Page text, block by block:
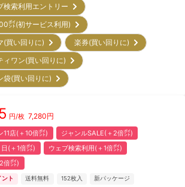
検索利用エントリー
㌽(初サービス利用)
(買い回りに)
楽券(買い回りに)
ィワン(買い回りに)
袋(買い回りに)
円/枚 7,280円
11店(＋10倍㌽)
ジャンルSALE(＋2倍㌽)
(＋1倍㌽)
ウェブ検索利用(＋1倍㌽)
倍㌽)
ント 送料無料 152枚入 新パッケージ